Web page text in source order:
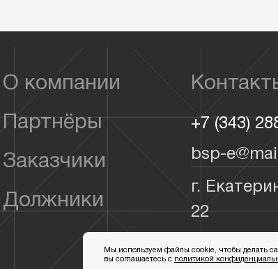
О компании
Партнёры
Заказчики
Должники
+7 (343)
bsp-
г.
22
Мы используем файлы cookie, чтобы делать
вы соглашаетесь с политикой